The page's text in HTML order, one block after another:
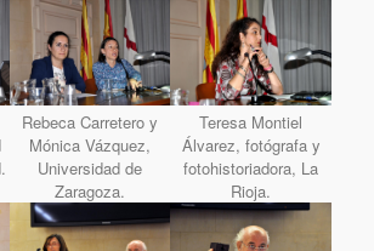
Rebeca Carretero y
Mónica Vázquez,
Universidad de
Zaragoza.
Teresa Montiel
Álvarez, fotógrafa y
fotohistoriadora, La
Rioja.